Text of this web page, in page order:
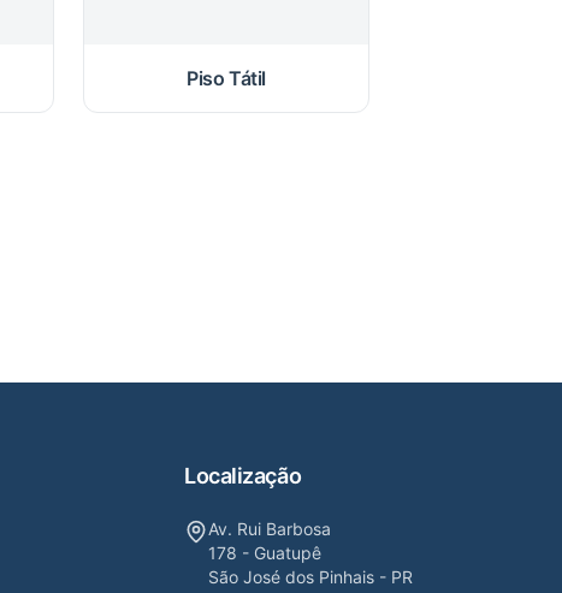
Piso Tátil
Localização
Av. Rui Barbosa
178 - Guatupê
São José dos Pinhais - PR